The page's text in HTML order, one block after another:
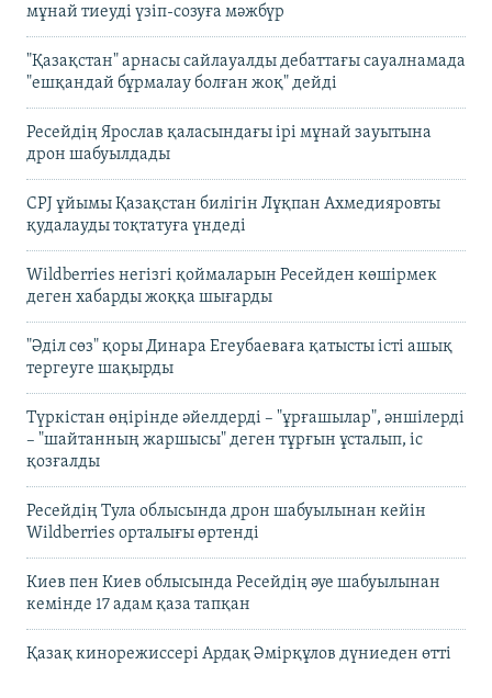
мұнай тиеуді үзіп-созуға мәжбүр
"Қазақстан" арнасы сайлауалды дебаттағы сауалнамада
"ешқандай бұрмалау болған жоқ" дейді
Ресейдің Ярослав қаласындағы ірі мұнай зауытына
дрон шабуылдады
CPJ ұйымы Қазақстан билігін Лұқпан Ахмедияровты
қудалауды тоқтатуға үндеді
Wildberries негізгі қоймаларын Ресейден көшірмек
деген хабарды жоққа шығарды
"Әділ сөз" қоры Динара Егеубаеваға қатысты істі ашық
тергеуге шақырды
Түркістан өңірінде әйелдерді – "ұрғашылар", әншілерді
– "шайтанның жаршысы" деген тұрғын ұсталып, іс
қозғалды
Ресейдің Тула облысында дрон шабуылынан кейін
Wildberries орталығы өртенді
Киев пен Киев облысында Ресейдің әуе шабуылынан
кемінде 17 адам қаза тапқан
Қазақ кинорежиссері Ардақ Әмірқұлов дүниеден өтті